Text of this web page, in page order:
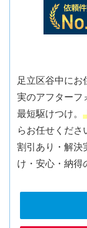
足立区谷中にお
実のアフターフ
最短駆けつけ。
らお任せくださ
割引あり・解決
け・安心・納得